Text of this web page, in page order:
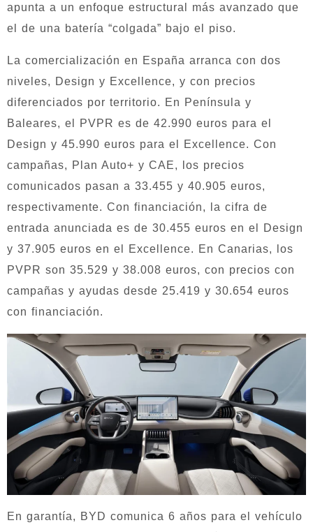
apunta a un enfoque estructural más avanzado que
el de una batería “colgada” bajo el piso.
La comercialización en España arranca con dos
niveles, Design y Excellence, y con precios
diferenciados por territorio. En Península y
Baleares, el PVPR es de 42.990 euros para el
Design y 45.990 euros para el Excellence. Con
campañas, Plan Auto+ y CAE, los precios
comunicados pasan a 33.455 y 40.905 euros,
respectivamente. Con financiación, la cifra de
entrada anunciada es de 30.455 euros en el Design
y 37.905 euros en el Excellence. En Canarias, los
PVPR son 35.529 y 38.008 euros, con precios con
campañas y ayudas desde 25.419 y 30.654 euros
con financiación.
En garantía, BYD comunica 6 años para el vehículo